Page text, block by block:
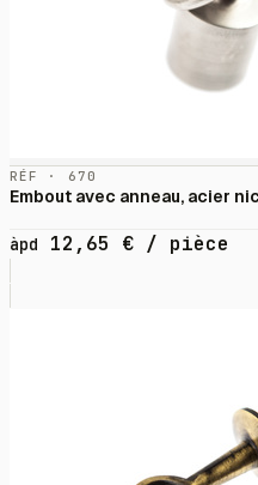
RÉF · 670
Embout avec anneau, acier
àpd 12,65 € / pièce